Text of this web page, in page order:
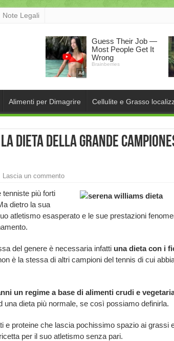
Note Legali
Alimenti per Dimagrire Cellulite e Grasso
dieta della grande
Lascia un commento
più forti
dietro la sua
atletismo esasperato e le sue prestazioni
del genere è necessaria infatti una dieta con i
è la stessa di altri campioni del tennis di cui
un regime a base di alimenti crudi e
una dieta più normale, se così possiamo definirla.
e proteine che lascia pochissimo spazio ai grassi
per il suo atletismo senza pari.